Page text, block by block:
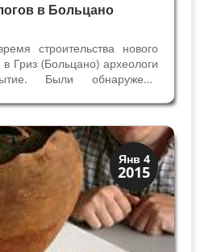
в Больцано
строительства нового
Гриз (Больцано) археологи
Были обнаружены
здания эпохи
здание, более старое чем
Янв 4
2015